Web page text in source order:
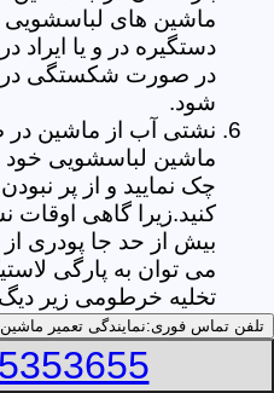
ماشین های
دستگیره در و یا
در صورت شکستگی
شود.
نشتی آب از ماشین
ماشین لباسشویی خود
چک نمایید و از پر
کنید.زیرا گاهی اوقات
بیش از حد جا پودری از
می توان به پارگی
تخلیه خرطومی زیر
های لباسشویی اشاره
خشک نکردن لباس ها
خشک نکردن لباس ها
تلفن تماس فوری:نمایندگی تعمیر